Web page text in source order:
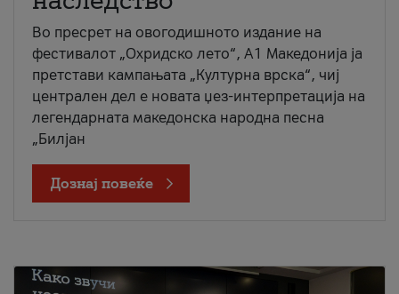
Во пресрет на овогодишното издание на
фестивалот „Охридско лето“, А1 Македонија ја
претстави кампањата „Културна врска“, чиј
централен дел е новата џез-интерпретација на
легендарната македонска народна песна
„Билјан
Дознај повеќе